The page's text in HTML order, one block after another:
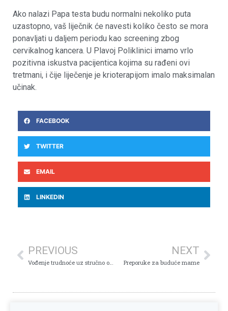
Ako nalazi Papa testa budu normalni nekoliko puta
uzastopno, vaš liječnik će navesti koliko često se mora
ponavljati u daljem periodu kao screening zbog
cervikalnog kancera. U Plavoj Poliklinici imamo vrlo
pozitivna iskustva pacijentica kojima su rađeni ovi
tretmani, i čije liječenje je krioterapijom imalo maksimalan
učinak.
FACEBOOK
TWITTER
EMAIL
LINKEDIN
PREVIOUS
Vođenje trudnoće uz stručno osoblje i najsavremeniju aparaturu
NEXT
Preporuke za buduće mame